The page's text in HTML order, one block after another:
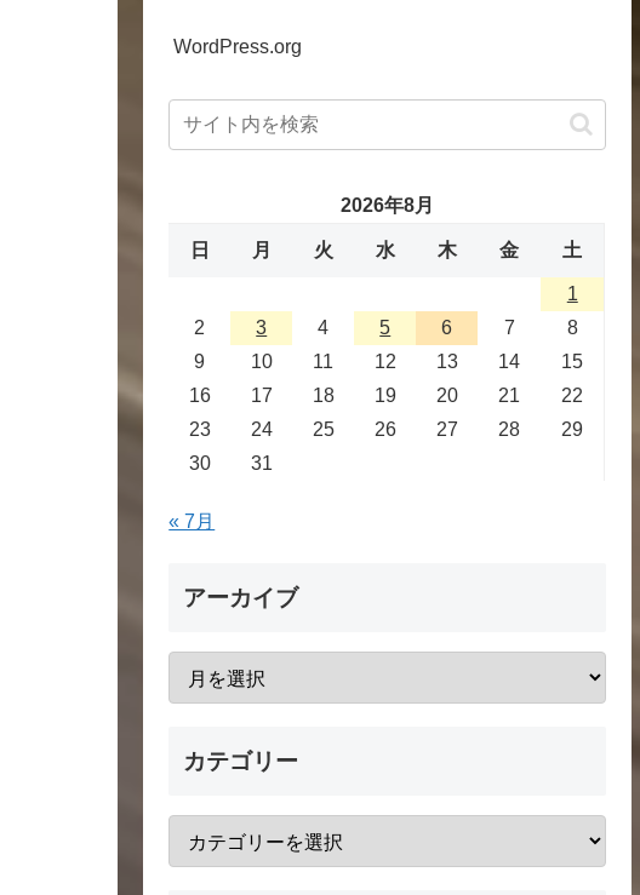
WordPress.org
2026年8月
日 月 火 水 木 金 土
1
2
3 4 5 6 7
8
9
10 11 12 13 14
15
16
17 18 19 20 21
22
23
24 25 26 27 28
29
30
31
« 7月
アーカイブ
カテゴリー